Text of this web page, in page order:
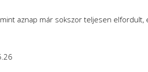
aznap már sokszor teljesen